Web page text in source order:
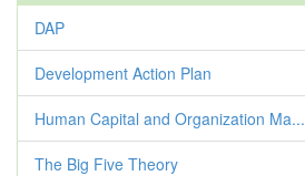
DAP
Development Action Plan
Human Capital and Organization Ma...
The Big Five Theory